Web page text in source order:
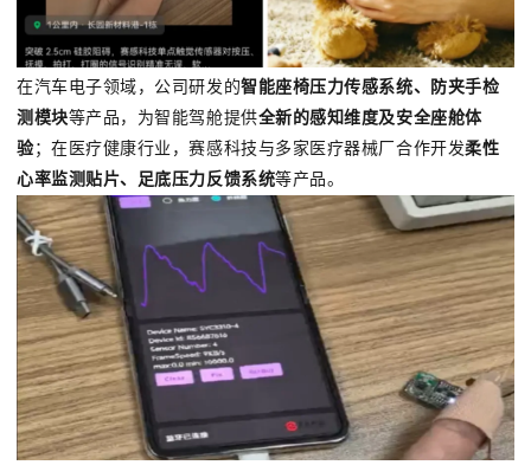
在汽车电子领域，公司研发的智能座椅压力传感系统、防夹手检
测模块等产品，为智能驾舱提供全新的感知维度及安全座舱体
验；在医疗健康行业，赛感科技与多家医疗器械厂合作开发柔性
心率监测贴片、足底压力反馈系统等产品。